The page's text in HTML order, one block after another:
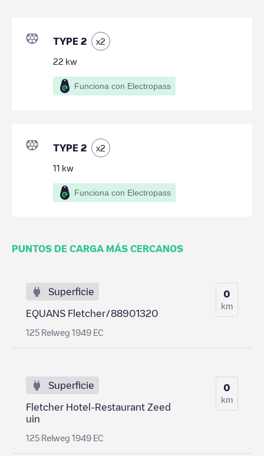
TYPE 2 x2
22 kw
Funciona con Electropass
TYPE 2 x2
11 kw
Funciona con Electropass
PUNTOS DE CARGA MÁS CERCANOS
Superficie
EQUANS Fletcher/88901320
125 Relweg 1949 EC
0
km
Superficie
Fletcher Hotel-Restaurant Zeed
uin
125 Relweg 1949 EC
0
km